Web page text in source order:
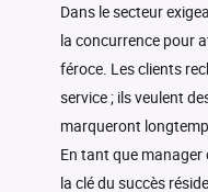
Dans le secteur
la concurrence pour
féroce. Les clients
service ; ils veulent
marqueront
En tant que
la clé du succès